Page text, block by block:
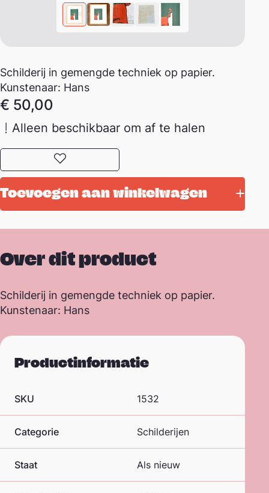
Schilderij in gemengde techniek op papier.
Kunstenaar: Hans
€ 50,00
Alleen beschikbaar om af te halen
Toevoegen aan favorieten
Toevoegen aan winkelwagen
Over dit product
Schilderij in gemengde techniek op papier.
Kunstenaar: Hans
Productinformatie
SKU 1532
Categorie Schilderijen
Staat Als nieuw